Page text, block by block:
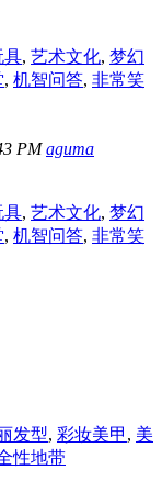
具, 艺术文化, 梦幻
, 机智问答, 非常笑
PMaguma
具, 艺术文化, 梦幻
, 机智问答, 非常笑
发型, 彩妆美甲 , 美
性地带